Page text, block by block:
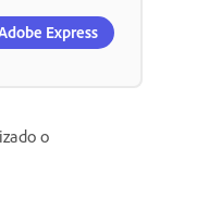
Express
o